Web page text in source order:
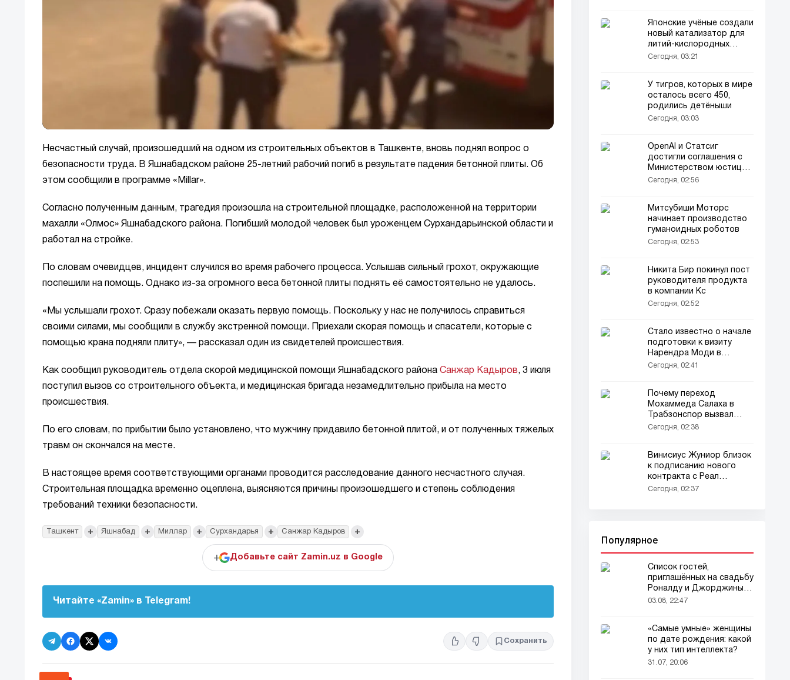
Несчастный случай, произошедший на одном из строительных объектов в Ташкенте, вновь поднял вопрос о
безопасности труда. В Яшнабадском районе 25-летний рабочий погиб в результате падения бетонной плиты. Об
этом сообщили в программе «Millar».
Согласно полученным данным, трагедия произошла на строительной площадке, расположенной на территории
махалли «Олмос» Яшнабадского района. Погибший молодой человек был уроженцем Сурхандарьинской области и
работал на стройке.
По словам очевидцев, инцидент случился во время рабочего процесса. Услышав сильный грохот, окружающие
поспешили на помощь. Однако из-за огромного веса бетонной плиты поднять её самостоятельно не удалось.
«Мы услышали грохот. Сразу побежали оказать первую помощь. Поскольку у нас не получилось справиться
своими силами, мы сообщили в службу экстренной помощи. Приехали скорая помощь и спасатели, которые с
помощью крана подняли плиту», — рассказал один из свидетелей происшествия.
Как сообщил руководитель отдела скорой медицинской помощи Яшнабадского района Санжар Кадыров, 3 июля
поступил вызов со строительного объекта, и медицинская бригада незамедлительно прибыла на место
происшествия.
По его словам, по прибытии было установлено, что мужчину придавило бетонной плитой, и от полученных тяжелых
травм он скончался на месте.
В настоящее время соответствующими органами проводится расследование данного несчастного случая.
Строительная площадка временно оцеплена, выясняются причины произошедшего и степень соблюдения
требований техники безопасности.
Ташкент + Яшнабад + Миллар + Сурхандарья + Санжар Кадыров +
+ Добавьте сайт Zamin.uz в Google
Читайте «Zamin» в Telegram!
Сохранить
Японские учёные создали
новый катализатор для
литий-кислородных
батарей
Сегодня, 03:21
У тигров, которых в мире
осталось всего 450,
родились детёныши
Сегодня, 03:03
OpenAI и Статсиг
достигли соглашения с
Министерством юстиции
США на 3,2 млн долларов
Сегодня, 02:56
Митсубиши Моторс
начинает производство
гуманоидных роботов
Сегодня, 02:53
Никита Бир покинул пост
руководителя продукта
в компании Кс
Сегодня, 02:52
Стало известно о начале
подготовки к визиту
Нарендра Моди в
Узбекистан
Сегодня, 02:41
Почему переход
Мохаммеда Салаха в
Трабзонспор вызвал
споры
Сегодня, 02:38
Винисиус Жуниор близок
к подписанию нового
контракта с Реал
Мадридом
Сегодня, 02:37
Популярное
Список гостей,
приглашённых на свадьбу
Роналду и Джорджины,
вызвал ажиотаж
03.08, 22:47
«Самые умные» женщины
по дате рождения: какой
у них тип интеллекта?
31.07, 20:06